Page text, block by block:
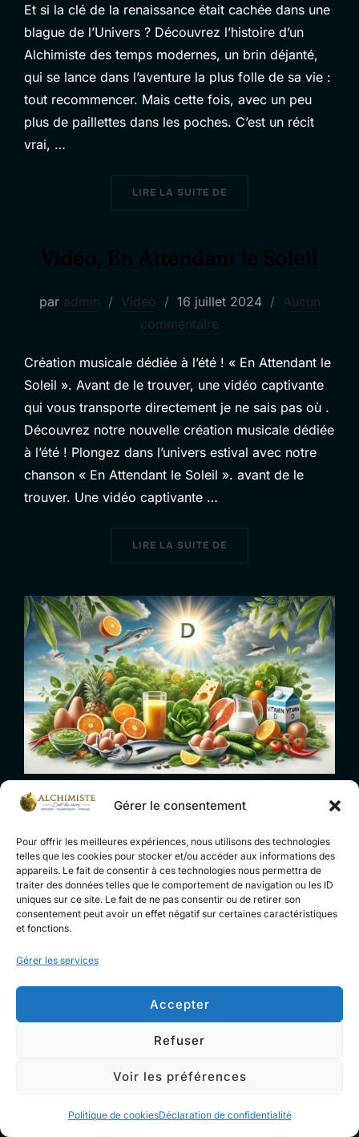
Gérer le consentement
Pour offrir les meilleures expériences, nous utilisons des technologies
telles que les cookies pour stocker et/ou accéder aux informations des
appareils. Le fait de consentir à ces technologies nous permettra de
traiter des données telles que le comportement de navigation ou les ID
uniques sur ce site. Le fait de ne pas consentir ou de retirer son
consentement peut avoir un effet négatif sur certaines caractéristiques
et fonctions.
Gérer les services
Accepter
Refuser
Voir les préférences
Politique de cookiesDéclaration de confidentialité
Et si la clé de la renaissance était cachée dans une
blague de l’Univers ? Découvrez l’histoire d’un
Alchimiste des temps modernes, un brin déjanté,
qui se lance dans l’aventure la plus folle de sa vie :
tout recommencer. Mais cette fois, avec un peu
plus de paillettes dans les poches. C’est un récit
vrai, …
LIRE LA SUITE DE
par admin Video
Publié
le
16 juillet 2024
Aucun
commentaire
Création musicale dédiée à l’été ! « En Attendant le
Soleil ». Avant de le trouver, une vidéo captivante
qui vous transporte directement je ne sais pas où .
Découvrez notre nouvelle création musicale dédiée
à l’été ! Plongez dans l’univers estival avec notre
chanson « En Attendant le Soleil ». avant de le
trouver. Une vidéo captivante …
LIRE LA SUITE DE
Les 13 Vitamines Essentielles :
Leurs Bienfaits pour le Corps et
l’Esprit
paradmin
Les 13 Vitamines Essentielles : Nourrir Votre Corps
avec une Touche de Magie Alchimique Ah, les
fonctionner comme des êtres humains (plutôt que
secrets dans la recette de votre bien-être.